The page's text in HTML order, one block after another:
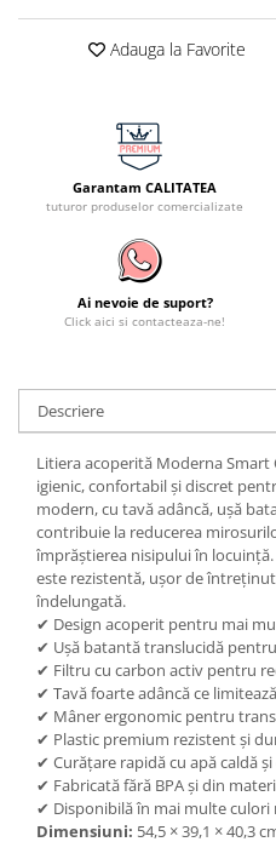
Adauga la Favorite
Garantam CALITATEA
tuturor produselor comercializate
Ai nevoie de suport?
Click aici si contacteaza-ne!
Descriere
Litiera acoperită Moderna Smart
igienic, confortabil și discret
modern, cu tavă adâncă, ușă
contribuie la reducerea
împrăștierea nisipului în
este rezistentă, ușor de
îndelungată.
✔ Design acoperit pentru mai
✔ Ușă batantă translucidă
✔ Filtru cu carbon activ pentru
✔ Tavă foarte adâncă ce
✔ Mâner ergonomic pentru
✔ Plastic premium rezistent și
✔ Curățare rapidă cu apă caldă
✔ Fabricată fără BPA și din
✔ Disponibilă în mai multe culori
Dimensiuni: 54,5 × 39,1 × 40,3